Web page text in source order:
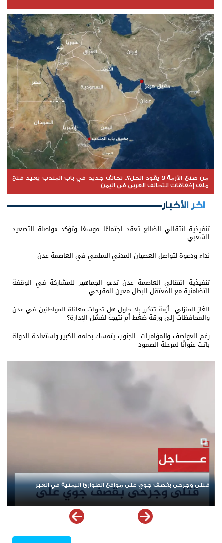
من صنع الأزمة لا يقود الحل؟.. تحالف جديد في باب المندب يعيد فتح
ملف إخفاقات التحالف العربي في اليمن
اخر الأخبار
تنفيذية انتقالي الضالع تعقد اجتماعًا موسعًا وتؤكد مواصلة التصعيد
الشعبي
نداء ودعوة لتواصل العصيان المدني السلمي في العاصمة عدن
تنفيذية انتقالي العاصمة عدن تدعو الجماهير للمشاركة في الوقفة
التضامنية مع المعتقل البطل معين المقرحي
الغاز المنزلي.. أزمة تتكرر بلا حلول هل تحولت معاناة المواطنين في عدن
والمحافظات إلى ورقة ضغط أم نتيجة لفشل الإدارة؟
رغم العواصف والمؤامرات.. الجنوب يتمسك بحلمه الكبير واستعادة الدولة
باتت عنوانًا لمرحلة الصمود
إيران ومحورها.. من "نصرة فلسطين" إلى إشعال أزمات المنطقة